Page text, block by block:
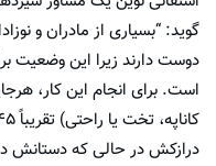
گوید: “بسیاری از مادران و
دوست دارند زیرا این وضعیت
است. برای انجام این کار،
درازکش در حالی که دستانش